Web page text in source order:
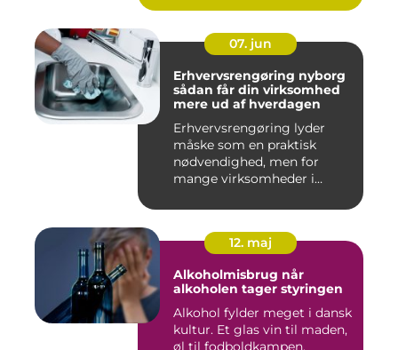
07. jun
Erhvervsrengøring nyborg
sådan får din virksomhed
mere ud af hverdagen
Erhvervsrengøring lyder
måske som en praktisk
nødvendighed, men for
mange virksomheder i
12. maj
Alkoholmisbrug når
alkoholen tager styringen
Alkohol fylder meget i dansk
kultur. Et glas vin til maden,
øl til fodboldkampen,